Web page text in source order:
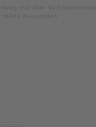
mit über 40
tollen Aussichten